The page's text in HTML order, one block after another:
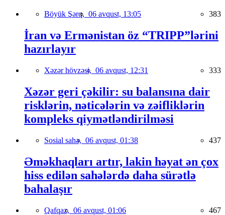
Böyük Şərq, 06 avqust, 13:05 383
İran və Ermənistan öz “TRIPP”lərini
hazırlayır
Xəzər hövzəsi, 06 avqust, 12:31 333
Xəzər geri çəkilir: su balansına dair
risklərin, nəticələrin və zəifliklərin
kompleks qiymətləndirilməsi
Sosial sahə, 06 avqust, 01:38 437
Əməkhaqları artır, lakin həyat ən çox
hiss edilən sahələrdə daha sürətlə
bahalaşır
Qafqaz, 06 avqust, 01:06 467